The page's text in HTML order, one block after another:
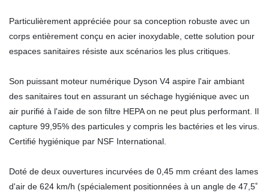
Particulièrement appréciée pour sa conception robuste avec un
corps entièrement conçu en acier inoxydable, cette solution pour
espaces sanitaires résiste aux scénarios les plus critiques.
Son puissant moteur numérique Dyson V4 aspire l'air ambiant
des sanitaires tout en assurant un séchage hygiénique avec un
air purifié à l'aide de son filtre HEPA on ne peut plus performant. Il
capture 99,95% des particules y compris les bactéries et les virus.
Certifié hygiénique par NSF International.
Doté de deux ouvertures incurvées de 0,45 mm créant des lames
d'air de 624 km/h (spécialement positionnées à un angle de 47,5˚